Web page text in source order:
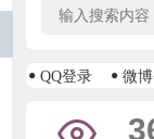
QQ登录 微